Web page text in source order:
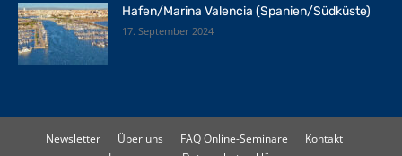
Hafen/Marina Valencia (Spanien/Südküste)
17. September 2024
Newsletter Über uns FAQ Online-Seminare
Kontakt